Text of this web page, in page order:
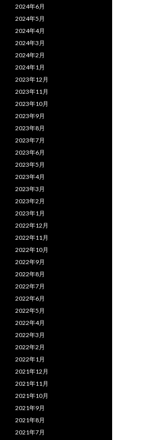
2024年6月
2024年5月
2024年4月
2024年3月
2024年2月
2024年1月
2023年12月
2023年11月
2023年10月
2023年9月
2023年8月
2023年7月
2023年6月
2023年5月
2023年4月
2023年3月
2023年2月
2023年1月
2022年12月
2022年11月
2022年10月
2022年9月
2022年8月
2022年7月
2022年6月
2022年5月
2022年4月
2022年3月
2022年2月
2022年1月
2021年12月
2021年11月
2021年10月
2021年9月
2021年8月
2021年7月